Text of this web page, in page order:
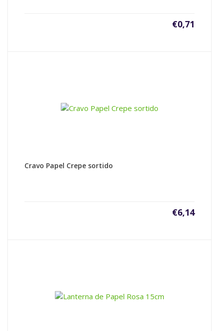
€0,71
Cravo Papel Crepe sortido
€6,14